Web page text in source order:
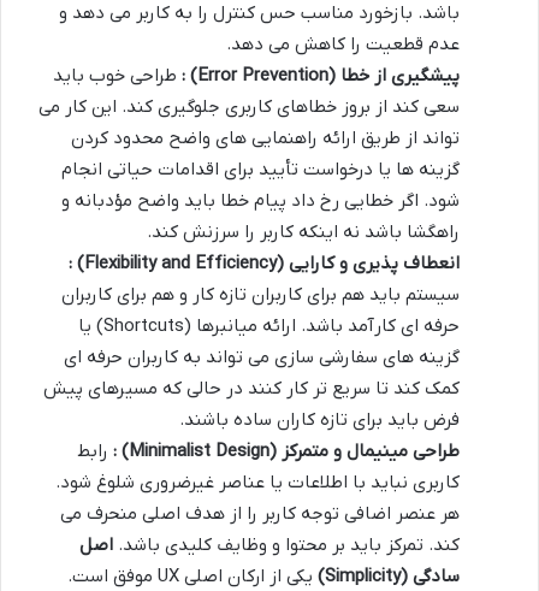
باشد. بازخورد مناسب حس کنترل را به کاربر می دهد و
عدم قطعیت را کاهش می دهد.
پیشگیری از خطا (Error Prevention)
: طراحی خوب باید
سعی کند از بروز خطاهای کاربری جلوگیری کند. این کار می
تواند از طریق ارائه راهنمایی های واضح محدود کردن
گزینه ها یا درخواست تأیید برای اقدامات حیاتی انجام
شود. اگر خطایی رخ داد پیام خطا باید واضح مؤدبانه و
راهگشا باشد نه اینکه کاربر را سرزنش کند.
انعطاف پذیری و کارایی (Flexibility and Efficiency)
:
سیستم باید هم برای کاربران تازه کار و هم برای کاربران
حرفه ای کارآمد باشد. ارائه میانبرها (Shortcuts) یا
گزینه های سفارشی سازی می تواند به کاربران حرفه ای
کمک کند تا سریع تر کار کنند در حالی که مسیرهای پیش
فرض باید برای تازه کاران ساده باشند.
طراحی مینیمال و متمرکز (Minimalist Design)
: رابط
کاربری نباید با اطلاعات یا عناصر غیرضروری شلوغ شود.
هر عنصر اضافی توجه کاربر را از هدف اصلی منحرف می
کند. تمرکز باید بر محتوا و وظایف کلیدی باشد. اصل
سادگی (Simplicity)
یکی از ارکان اصلی UX موفق است.